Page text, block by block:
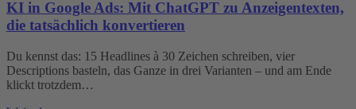
KI in Google Ads: Mit ChatGPT zu Anzeigentexten,
die tatsächlich konvertieren
Du kennst das: 15 Headlines à 30 Zeichen schreiben, vier
Descriptions basteln, das Ganze in drei Varianten – und am Ende
klickt trotzdem…